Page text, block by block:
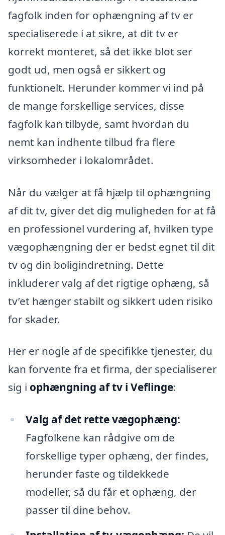
fagfolk inden for ophængning af tv er
specialiserede i at sikre, at dit tv er
korrekt monteret, så det ikke blot ser
godt ud, men også er sikkert og
funktionelt. Herunder kommer vi ind på
de mange forskellige services, disse
fagfolk kan tilbyde, samt hvordan du
nemt kan indhente tilbud fra flere
virksomheder i lokalområdet.
Når du vælger at få hjælp til ophængning
af dit tv, giver det dig muligheden for at få
en professionel vurdering af, hvilken type
vægophængning der er bedst egnet til dit
tv og din boligindretning. Dette
inkluderer valg af det rigtige ophæng, så
tv’et hænger stabilt og sikkert uden risiko
for skader.
Her er nogle af de specifikke tjenester, du
kan forvente fra et firma, der specialiserer
sig i ophængning af tv i Veflinge:
Valg af det rette vægophæng:
Fagfolkene kan rådgive om de
forskellige typer ophæng, der findes,
herunder faste og tildekkede
modeller, så du får et ophæng, der
passer til dine behov.